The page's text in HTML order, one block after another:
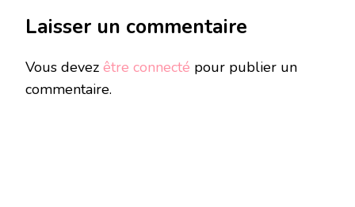
Laisser un commentaire
Vous devez être connecté pour publier un
commentaire.